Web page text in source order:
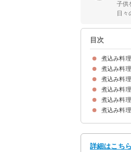
子供
日々
目次
煮込み料
煮込み料
①殿堂入
②炊飯器
③作り置
④和風煮
⑤定番の
⑥和風ロ
⑦和風カ
⑧付け合
⑨圧力鍋
⑩おつま
⑪炊飯器
⑫おつま
⑬簡単作
⑭野菜た
⑮キャベ
⑯大根の
⑰イカと
煮込み料
①王道の
②デミグ
③クリー
④骨付き
⑤トマト
⑥豚肉と
⑦豚肉の
⑧ヨーグ
⑨白身魚
⑩鶏肉の
⑪ビーフ
⑫野菜の
⑬キャン
⑭魚のコ
⑮牛肉と
⑯豚肉の
⑰豚肉と
煮込み料
①じゃが
②フレン
③パーテ
④おもて
⑤オリー
⑥ほった
⑦ウイン
⑧ブイヤ
⑨牛肉の
⑩鶏肉の
煮込み料
①鶏肉と
②スペッ
③初心者
④おもて
⑤フィレ
⑥アスパ
⑦豆乳と
⑧鶏肉の
⑨イタリ
⑩渡り蟹
⑪牛肉の
煮込み料
詳細はこちら